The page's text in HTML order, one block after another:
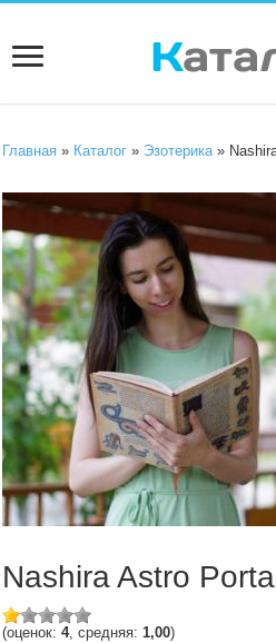
Главная » Каталог » Эзотерика »
Nashira Astro
(оценок:4, средняя:1,00)